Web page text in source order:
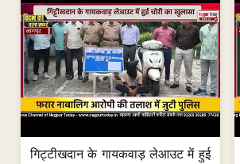
गिट्टीखदान के गायकवाड़ लेआउट में हुई